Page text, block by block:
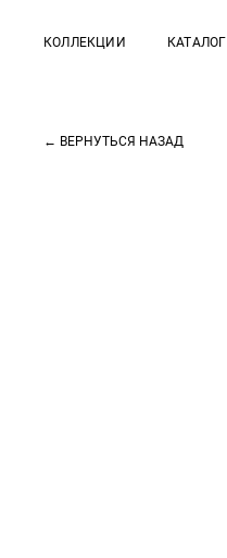
КОЛЛЕКЦИИ КАТАЛОГ
← ВЕРНУТЬСЯ НАЗАД